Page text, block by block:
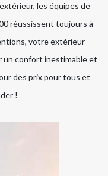
les équipes de
réussissent toujours à
votre extérieur
un confort inestimable et
des prix pour tous et
!